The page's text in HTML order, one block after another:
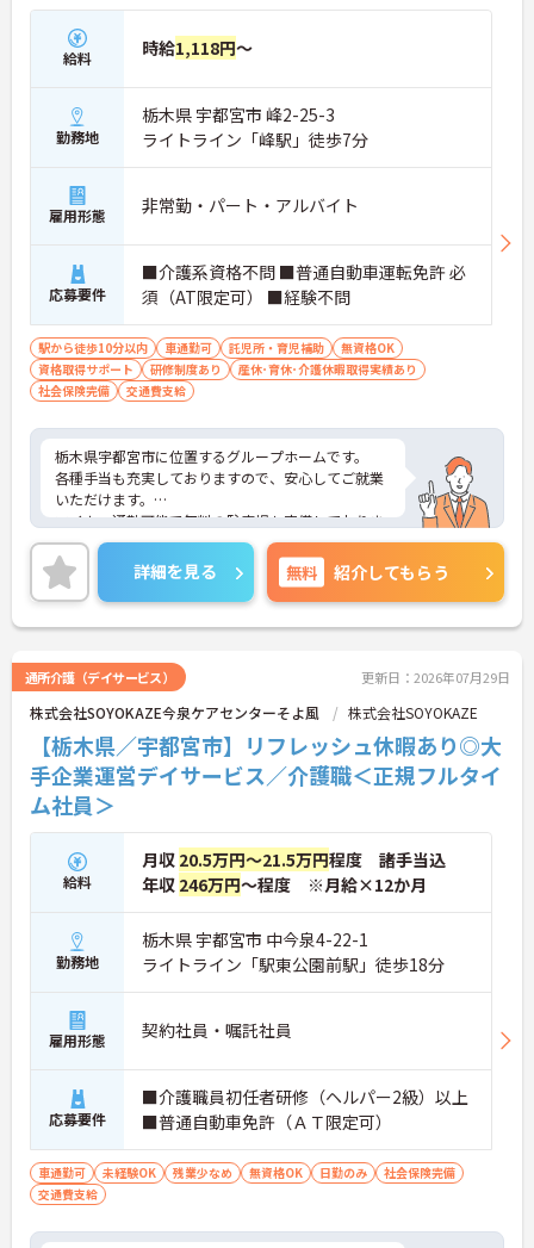
給料 時給1,118円～
勤務地
栃木県 宇都宮市 峰2-25-3
ライトライン「峰駅」徒歩7分
雇用形態 非常勤・パート・アルバイト
応募要件
■介護系資格不問 ■普通自動車運転免許 必
須（AT限定可） ■経験不問
駅から徒歩10分以内 車通勤可 託児所・育児補助
無資格OK
資格取得サポート
研修制度あり
産休･育休･介護休暇取得実績あり
社会保険完備
交通費支給
栃木県宇都宮市に位置するグループホームです。
各種手当も充実しておりますので、安心してご就業
いただけます。
マイカー通勤可能で無料の駐車場も完備しておりま
す。
ご興味のある方には、面接対策ポイントなど、さら
に詳細をお話しいたしますのでお気軽にご相談くだ
さい！
詳細を見る 無料 紹介してもらう
通所介護（デイサービス） 更新日：2026年07月29日
株式会社SOYOKAZE今泉ケアセンターそよ風 株式会社SOYOKAZE
【栃木県／宇都宮市】リフレッシュ休暇あり◎大
手企業運営デイサービス／介護職＜正規フルタイ
ム社員＞
給料
月収 20.5万円～21.5万円程度 諸手当込
年収 246万円～程度 ※月給×12か月
勤務地
栃木県 宇都宮市 中今泉4-22-1
ライトライン「駅東公園前駅」徒歩18分
雇用形態 契約社員・嘱託社員
応募要件
■介護職員初任者研修（ヘルパー2級）以上
■普通自動車免許（ＡＴ限定可）
車通勤可 未経験OK 残業少なめ 無資格OK 日勤のみ
社会保険完備
交通費支給